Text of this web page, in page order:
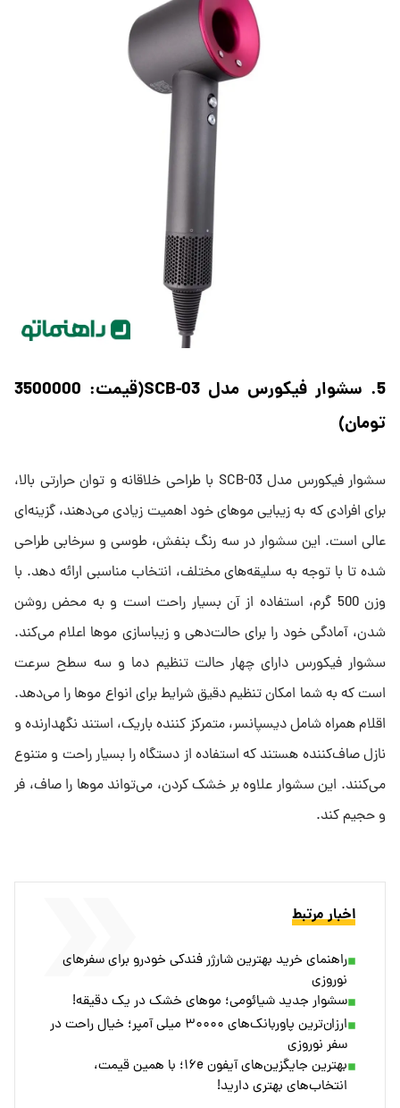
5. سشوار فیکورس مدل SCB-03(قیمت: 3500000
تومان)
سشوار فیکورس مدل SCB-03 با طراحی خلاقانه و توان حرارتی بالا،
برای افرادی که به زیبایی موهای خود اهمیت زیادی می‌دهند، گزینه‌ای
عالی است. این سشوار در سه رنگ بنفش، طوسی و سرخابی طراحی
شده تا با توجه به سلیقه‌های مختلف، انتخاب مناسبی ارائه دهد. با
وزن 500 گرم، استفاده از آن بسیار راحت است و به محض روشن
شدن، آمادگی خود را برای حالت‌دهی و زیباسازی موها اعلام می‌کند.
سشوار فیکورس دارای چهار حالت تنظیم دما و سه سطح سرعت
است که به شما امکان تنظیم دقیق شرایط برای انواع موها را می‌دهد.
اقلام همراه شامل دیسپانسر، متمرکز کننده باریک، استند نگهدارنده و
نازل صاف‌کننده هستند که استفاده از دستگاه را بسیار راحت و متنوع
می‌کنند. این سشوار علاوه بر خشک کردن، می‌تواند موها را صاف، فر
و حجیم کند.
اخبار مرتبط
راهنمای خرید بهترین شارژر فندکی خودرو برای سفرهای
نوروزی
سشوار جدید شیائومی؛ موهای خشک در یک دقیقه!
ارزان‌ترین پاوربانک‌های ۳۰۰۰۰ میلی آمپر؛ خیال راحت در
سفر نوروزی
بهترین جایگزین‌های آیفون ۱۶e؛ با همین قیمت،
انتخاب‌های بهتری دارید!